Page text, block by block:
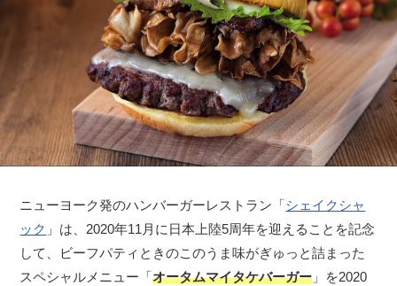
ニューヨーク発のハンバーガーレストラン「シェイクシャ
ック 」は、2020年11月に日本上陸5周年を迎えることを記念
して、ビーフパティときのこのうま味がぎゅっと詰まった
スペシャルメニュー「オータムマイタケバーガー 」を2020